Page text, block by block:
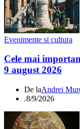
Evenimente si cultura
Cele mai
9 august 2026
De laAndrei
.8/9/2026